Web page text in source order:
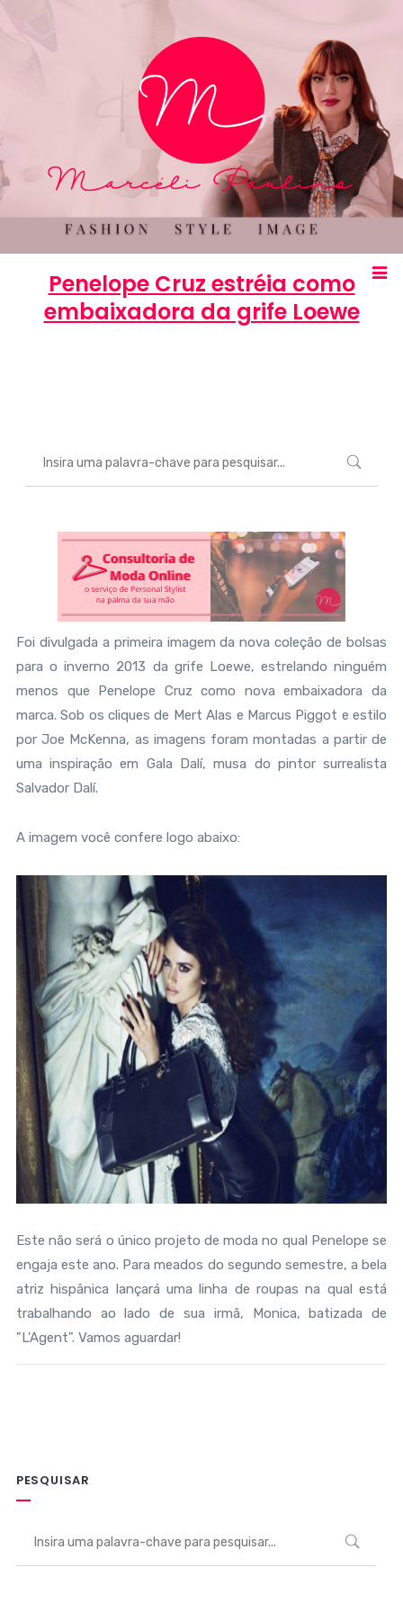
Penelope Cruz estréia como
embaixadora da grife Loewe
Foi divulgada a primeira imagem da nova coleção de bolsas
para o inverno 2013 da grife Loewe, estrelando ninguém
menos que Penelope Cruz como nova embaixadora da
marca. Sob os cliques de Mert Alas e Marcus Piggot e estilo
por Joe McKenna, as imagens foram montadas a partir de
uma inspiração em Gala Dalí, musa do pintor surrealista
Salvador Dalí.
A imagem você confere logo abaixo:
Este não será o único projeto de moda no qual Penelope se
engaja este ano. Para meados do segundo semestre, a bela
atriz hispânica lançará uma linha de roupas na qual está
trabalhando ao lado de sua irmã, Monica, batizada de
"L'Agent". Vamos aguardar!
PESQUISAR